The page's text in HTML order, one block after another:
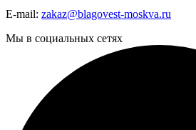
E-mail: zakaz@blagovest-moskva.ru
Мы в социальных сетях